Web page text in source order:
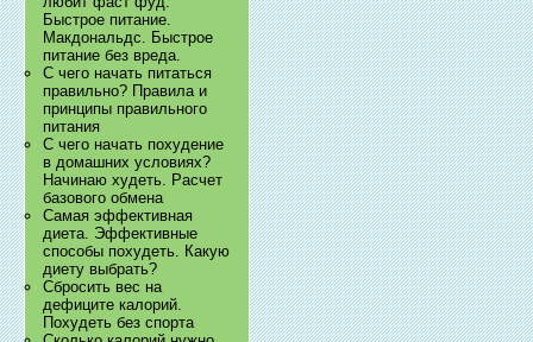
Быстрое питание.
Макдональдс. Быстрое
питание без вреда.
С чего начать питаться
правильно? Правила и
принципы правильного
питания
С чего начать похудение
в домашних условиях?
Начинаю худеть. Расчет
базового обмена
Самая эффективная
диета. Эффективные
способы похудеть. Какую
диету выбрать?
Сбросить вес на
дефиците калорий.
Похудеть без спорта